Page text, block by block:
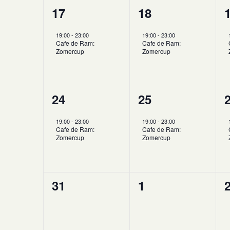
1
evenement,
17
19:00- 23:00
Cafe de Ram:
Zomercup
1
evenement,
18
19:00- 23:00
Cafe de Ram:
Zomercup
1
1
evenement,
24
19:00- 23:00
Cafe de Ram:
Zomercup
1
evenement,
25
19:00- 23:00
Cafe de Ram:
Zomercup
1
0
31
0
1
0